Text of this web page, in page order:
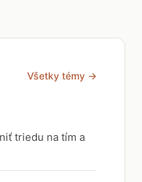
Všetky témy →
triedu na tím a